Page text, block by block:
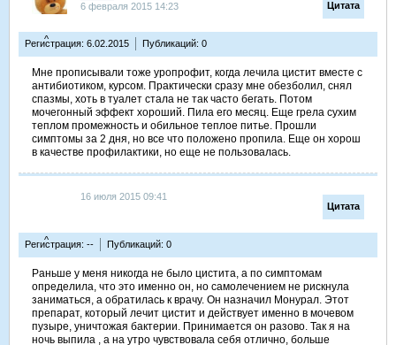
Цитата
6 февраля 2015 14:23
Регистрация: 6.02.2015 Публикаций: 0
^
Мне прописывали тоже уропрофит, когда лечила цистит вместе с
антибиотиком, курсом. Практически сразу мне обезболил, снял
спазмы, хоть в туалет стала не так часто бегать. Потом
мочегонный эффект хороший. Пила его месяц. Еще грела сухим
теплом промежность и обильное теплое питье. Прошли
симптомы за 2 дня, но все что положено пропила. Еще он хорош
в качестве профилактики, но еще не пользовалась.
Цитата
16 июля 2015 09:41
Регистрация: -- Публикаций: 0
^
Раньше у меня никогда не было цистита, а по симптомам
определила, что это именно он, но самолечением не рискнула
заниматься, а обратилась к врачу. Он назначил Монурал. Этот
препарат, который лечит цистит и действует именно в мочевом
пузыре, уничтожая бактерии. Принимается он разово. Так я на
ночь выпила , а на утро чувствовала себя отлично, больше